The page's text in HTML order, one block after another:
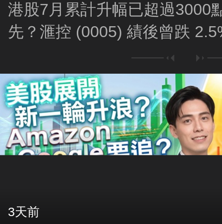
港股7月累計升幅已超過3000
先？滙控 (0005) 績後曾跌
3天前